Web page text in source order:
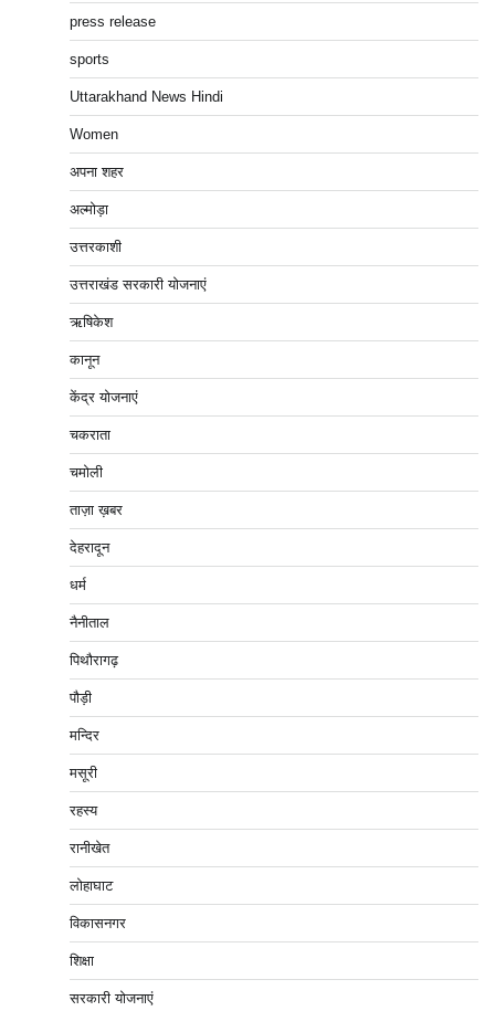
press release
sports
Uttarakhand News Hindi
Women
अपना शहर
अल्मोड़ा
उत्तरकाशी
उत्तराखंड सरकारी योजनाएं
ऋषिकेश
कानून
केंद्र योजनाएं
चकराता
चमोली
ताज़ा ख़बर
देहरादून
धर्म
नैनीताल
पिथौरागढ़
पौड़ी
मन्दिर
मसूरी
रहस्य
रानीखेत
लोहाघाट
विकासनगर
शिक्षा
सरकारी योजनाएं